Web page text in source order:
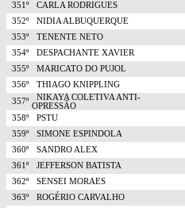
351º
CARLA RODRIGUES
352º
NIDIA ALBUQUERQUE
353º
TENENTE NETO
354º
DESPACHANTE XAVIER
355º
MARICATO DO PUJOL
356º
THIAGO KNIPPLING
357º
NIKAYA COLETIVA ANTI-
OPRESSÃO
358º
PSTU
359º
SIMONE ESPINDOLA
360º
SANDRO ALEX
361º
JEFFERSON BATISTA
362º
SENSEI MORAES
363º
ROGÉRIO CARVALHO